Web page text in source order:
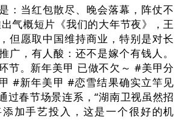
当红包散尽、晚会落幕，阵仗不
气概短片《我们的大年节夜》，王
但愿取中国维持商业，特别是对长
广，有人酸：还不是嫁个有钱人。
节。新年美甲 已做不欠～ #美甲分
#新年美甲 #恋雪结果确实立竿见
过春节场景连系，“湖南卫视虽然招
加手艺投入，这是一个很好的机